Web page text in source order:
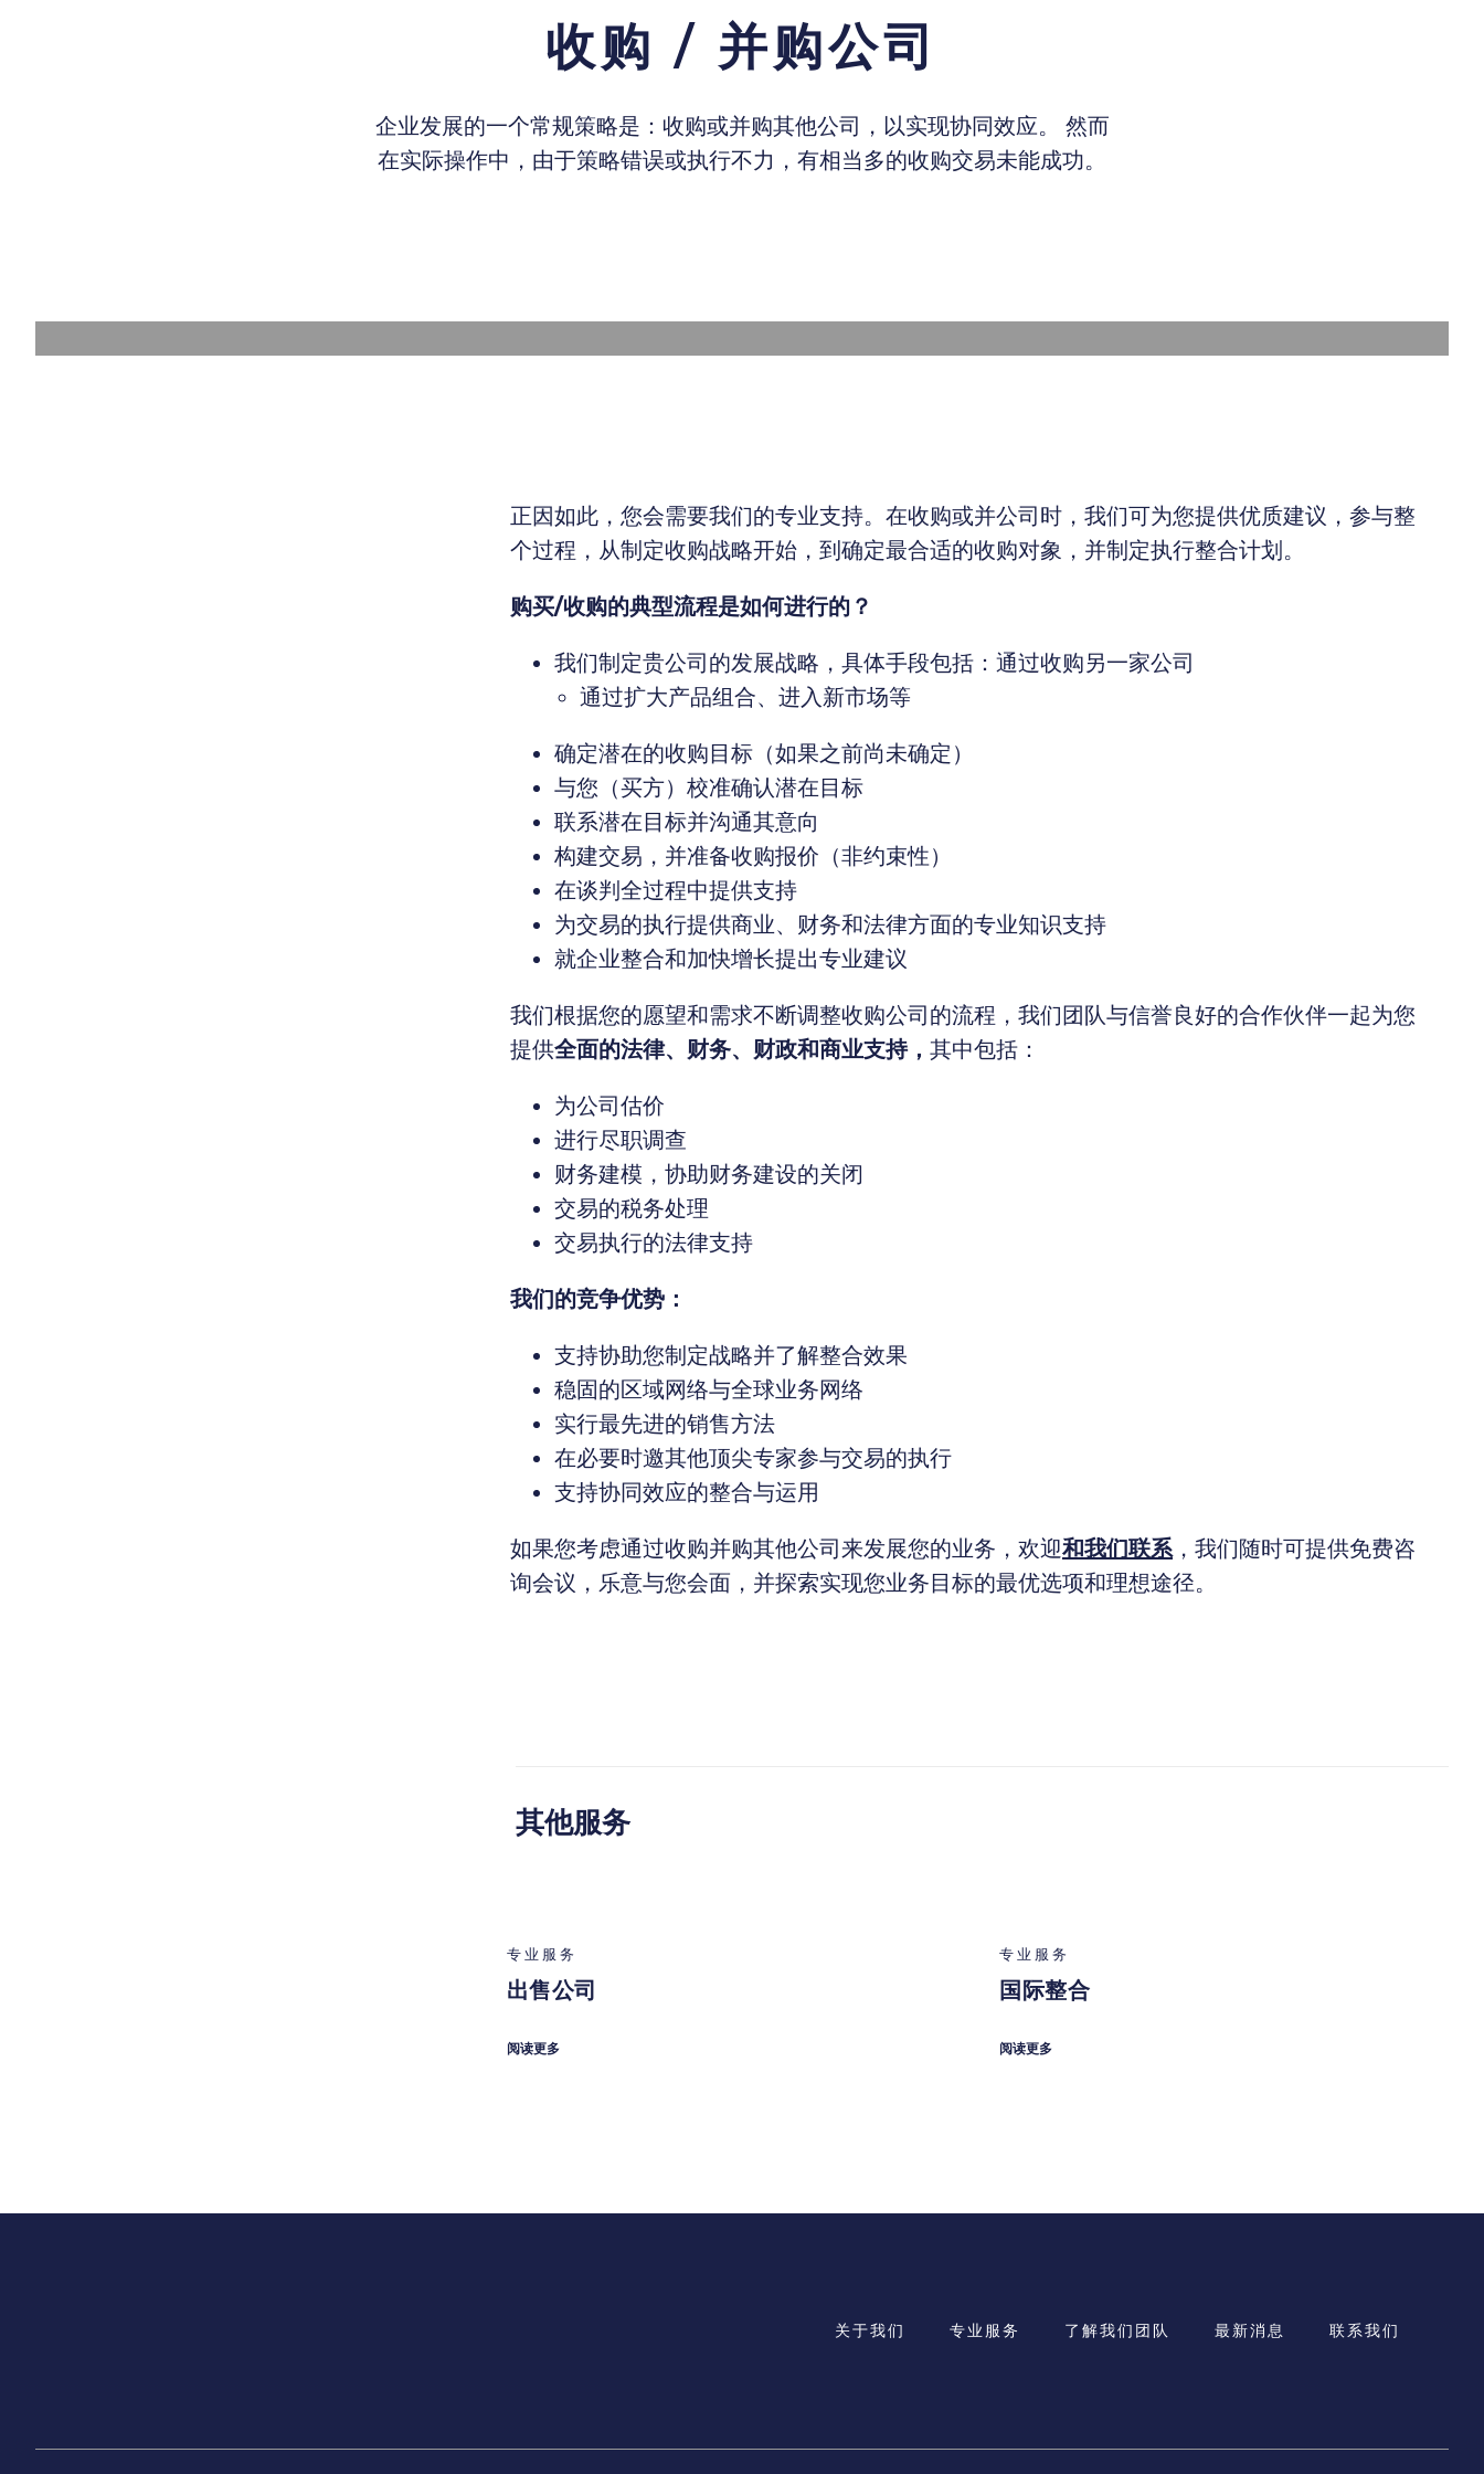
收购 / 并购公司
企业发展的一个常规策略是：收购或并购其他公司，以实现协同效应。 然而
在实际操作中，由于策略错误或执行不力，有相当多的收购交易未能成功。
正因如此，您会需要我们的专业支持。在收购或并公司时，我们可为您提供优质建议，参与整
个过程，从制定收购战略开始，到确定最合适的收购对象，并制定执行整合计划。
购买/收购的典型流程是如何进行的？
我们制定贵公司的发展战略，具体手段包括：通过收购另一家公司
通过扩大产品组合、进入新市场等
确定潜在的收购目标（如果之前尚未确定）
与您（买方）校准确认潜在目标
联系潜在目标并沟通其意向
构建交易，并准备收购报价（非约束性）
在谈判全过程中提供支持
为交易的执行提供商业、财务和法律方面的专业知识支持
就企业整合和加快增长提出专业建议
我们根据您的愿望和需求不断调整收购公司的流程，我们团队与信誉良好的合作伙伴一起为您
提供全面的法律、财务、财政和商业支持， 其中包括：
为公司估价
进行尽职调查
财务建模，协助财务建设的关闭
交易的税务处理
交易执行的法律支持
我们的竞争优势：
支持协助您制定战略并了解整合效果
稳固的区域网络与全球业务网络
实行最先进的销售方法
在必要时邀其他顶尖专家参与交易的执行
支持协同效应的整合与运用
如果您考虑通过收购并购其他公司来发展您的业务，欢迎和我们联系，我们随时可提供免费咨
询会议，乐意与您会面，并探索实现您业务目标的最优选项和理想途径。
其他服务
专业服务
出售公司
阅读更多
专业服务
国际整合
阅读更多
关于我们 专业服务 了解我们团队 最新消息 联系我们